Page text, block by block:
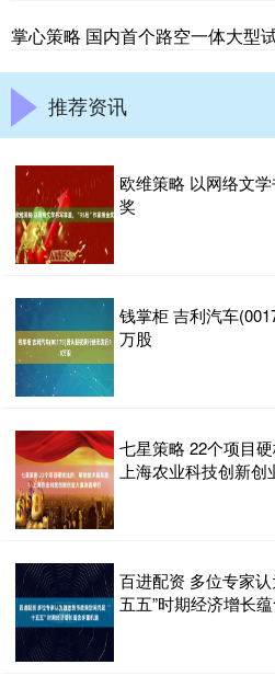
掌心策略 国内首个路空一体大型
推荐资讯
欧维策略 以网络文
奖
钱掌柜 吉利汽车
万股
七星策略 22个项目
上海农业科技创新
百进配资 多位专家
五五”时期经济增长